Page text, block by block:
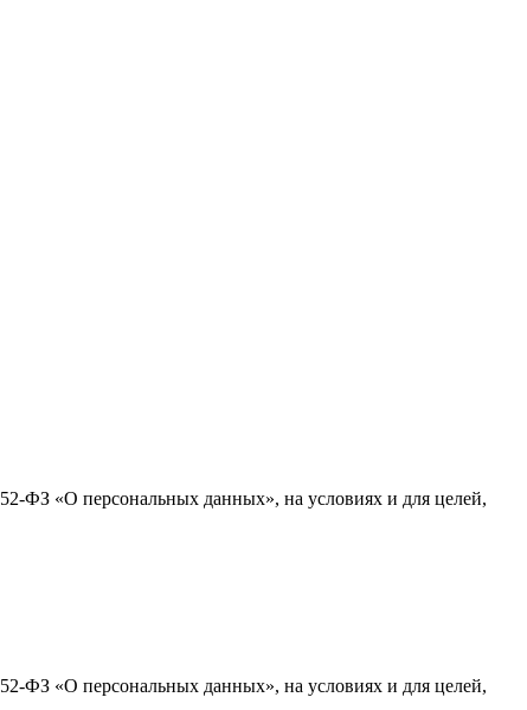
ФЗ «О персональных данных», на условиях и для целей,
ФЗ «О персональных данных», на условиях и для целей,